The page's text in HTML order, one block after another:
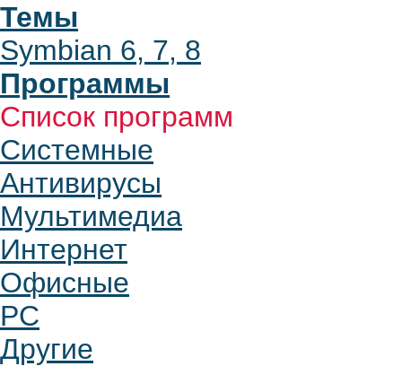
Темы
Symbian 6, 7, 8
Программы
Список программ
Системные
Антивирусы
Мультимедиа
Интернет
Офисные
PC
Другие